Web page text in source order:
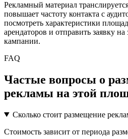
Рекламный материал
повышает частоту контакта с
посмотреть характеристики
арендаторов и отправить заявку
кампании.
FAQ
Частые вопросы о
рекламы на этой
Сколько стоит размещение
Стоимость зависит от периода